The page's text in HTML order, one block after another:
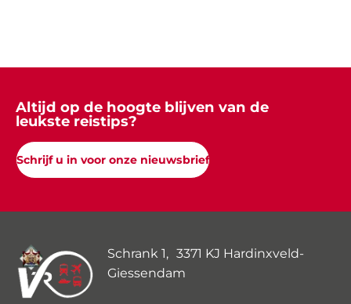
Altijd op de hoogte blijven van de
leukste reistips?
Schrijf u in voor onze nieuwsbrief
Schrank 1, 3371 KJ Hardinxveld-
Giessendam